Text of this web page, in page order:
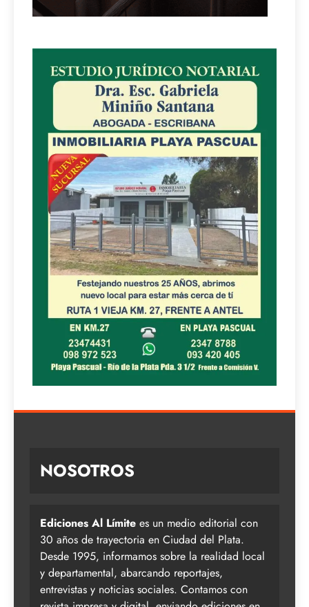
NOSOTROS
Ediciones Al Límite es un medio editorial con
30 años de trayectoria en Ciudad del Plata.
Desde 1995, informamos sobre la realidad local
y departamental, abarcando reportajes,
entrevistas y noticias sociales. Contamos con